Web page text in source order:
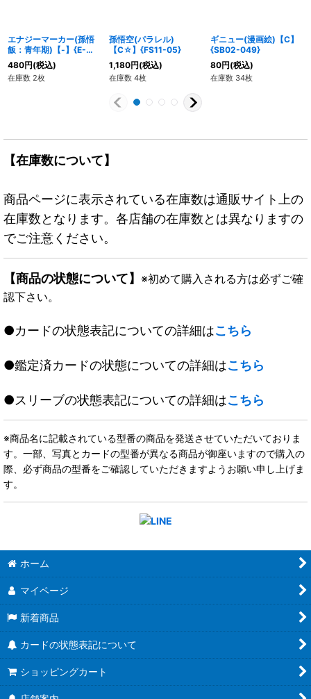
エナジーマーカー(孫悟
飯：青年期)【-】{E-
106}
480円(税込)
在庫数 2枚
孫悟空(パラレル)
【C☆】{FS11-05}
1,180円(税込)
在庫数 4枚
ギニュー(漫画絵)【C】
{SB02-049}
80円(税込)
在庫数 34枚
【在庫数について】
商品ページに表示されている在庫数は通販サイト上の
在庫数となります。各店舗の在庫数とは異なりますの
でご注意ください。
【商品の状態について】 ※初めて購入される方は必ずご確
認下さい。
●カードの状態表記についての詳細はこちら
●鑑定済カードの状態についての詳細はこちら
●スリーブの状態表記についての詳細はこちら
※商品名に記載されている型番の商品を発送させていただいておりま
す。一部、写真とカードの型番が異なる商品が御座いますので購入の
際、必ず商品の型番をご確認していただきますようお願い申し上げま
す。
ホーム
マイページ
新着商品
カードの状態表記について
ショッピングカート